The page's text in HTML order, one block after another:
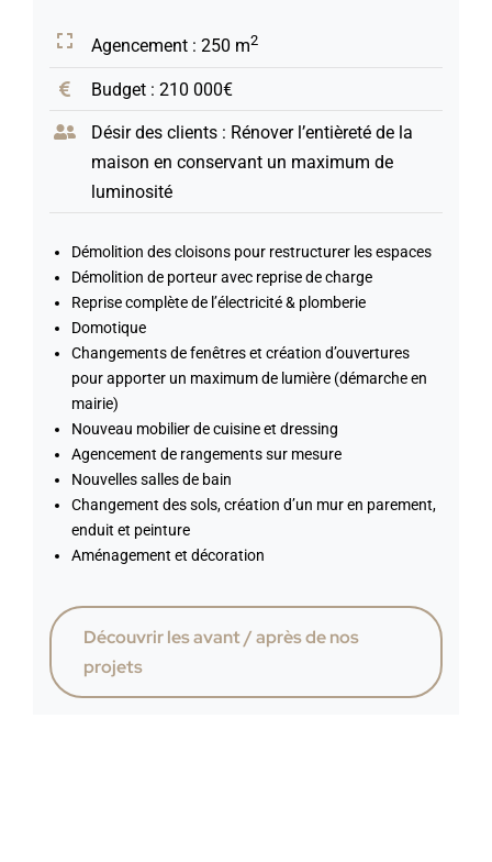
Agencement : 250 m2
Budget : 210 000€
Désir des clients : Rénover l’entièreté de la
maison en conservant un maximum de
luminosité
Démolition des cloisons pour restructurer les espaces
Démolition de porteur avec reprise de charge
Reprise complète de l’électricité & plomberie
Domotique
Changements de fenêtres et création d’ouvertures
pour apporter un maximum de lumière (démarche en
mairie)
Nouveau mobilier de cuisine et dressing
Agencement de rangements sur mesure
Nouvelles salles de bain
Changement des sols, création d’un mur en parement,
enduit et peinture
Aménagement et décoration
Découvrir les avant / après de nos
projets